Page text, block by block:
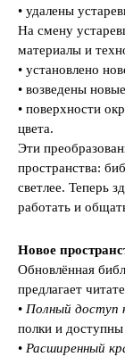
• удалены
На смену
материалы и
• установлено
• возведены
• поверхности
цвета.
Эти
пространства:
светлее. Теперь
работать и
Новое
Обновлённая
предлагает
• Полный доступ
полки и доступны
• Расширенный